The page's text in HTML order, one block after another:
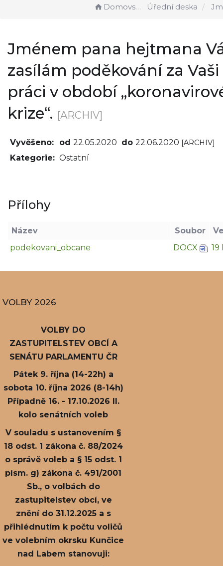
Domovská stránka Úřední deska Jménem pana hejtmana
Jménem pana hejtmana
zasílám poděkování za Vaši
práci v období
krize“. [ARCHIV]
Vyvěšeno: od 22.05.2020 do 22.06.2020 [ARCHIV]
Kategorie: Ostatní
Přílohy
Název Soubor
podekovani_obcane
DOCX 19
VOLBY 2026
VOLBY DO
ZASTUPITELSTEV OBCÍ A
SENÁTU PARLAMENTU ČR
Pátek 9. října (14-22h) a
sobota 10. října 2026 (8-14h)
Případně 16. - 17.10.2026 II.
kolo senátních voleb
V souladu s ustanovením §
18 odst. 1 zákona č. 88/2024
o správě voleb a § 15 odst. 1
písm. g) zákona č. 491/2001
Sb., o volbách do
zastupitelstev obcí, ve
znění do 31.12.2025 a s
přihlédnutím k počtu voličů
ve volebním okrsku Kunčice
nad Labem stanovuji: